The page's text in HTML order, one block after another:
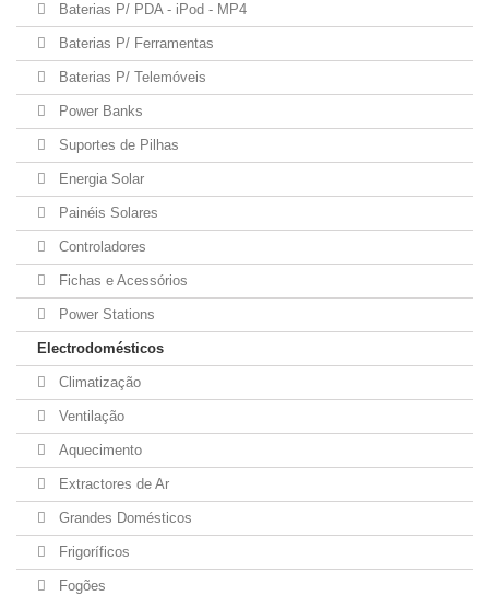
Baterias P/ PDA - iPod - MP4
Baterias P/ Ferramentas
Baterias P/ Telemóveis
Power Banks
Suportes de Pilhas
Energia Solar
Painéis Solares
Controladores
Fichas e Acessórios
Power Stations
Electrodomésticos
Climatização
Ventilação
Aquecimento
Extractores de Ar
Grandes Domésticos
Frigoríficos
Fogões